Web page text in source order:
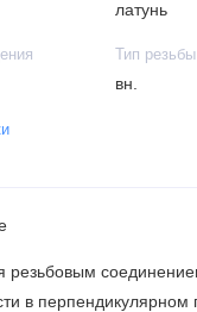
латунь
Тип резьбы
вн.
резьбовым
в перпендикулярном